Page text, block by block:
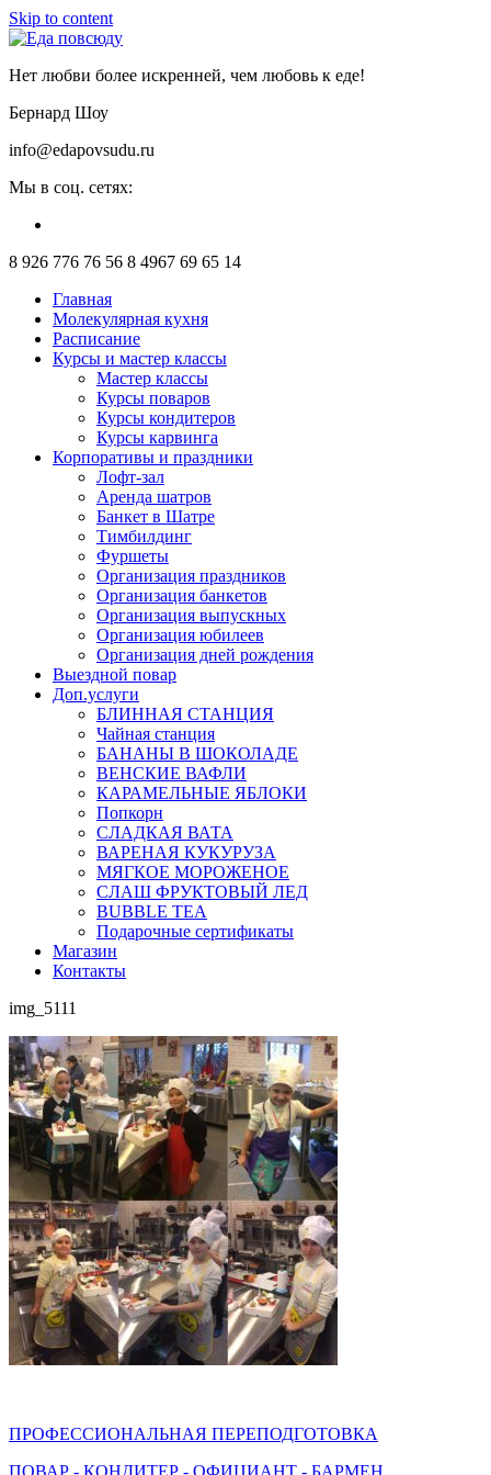
Skip to content
Нет любви более искренней, чем любовь к еде!
Бернард Шоу
info@edapovsudu.ru
Мы в соц. сетях:
8 926 776 76 56 8 4967 69 65 14
Главная
Молекулярная кухня
Расписание
Курсы и мастер классы
Мастер классы
Курсы поваров
Курсы кондитеров
Курсы карвинга
Корпоративы и праздники
Лофт-зал
Аренда шатров
Банкет в Шатре
Тимбилдинг
Фуршеты
Организация праздников
Организация банкетов
Организация выпускных
Организация юбилеев
Организация дней рождения
Выездной повар
Доп.услуги
БЛИННАЯ СТАНЦИЯ
Чайная станция
БАНАНЫ В ШОКОЛАДЕ
ВЕНСКИЕ ВАФЛИ
КАРАМЕЛЬНЫЕ ЯБЛОКИ
Попкорн
СЛАДКАЯ ВАТА
ВАРЕНАЯ КУКУРУЗА
МЯГКОЕ МОРОЖЕНОЕ
СЛАШ ФРУКТОВЫЙ ЛЕД
BUBBLE TEA
Подарочные сертификаты
Магазин
Контакты
img_5111
ПРОФЕССИОНАЛЬНАЯ ПЕРЕПОДГОТОВКА
ПОВАР - КОНДИТЕР - ОФИЦИАНТ - БАРМЕН